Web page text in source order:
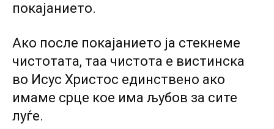
покајанието.
Ако после покајанието ја стекнеме
чистотата, таа чистота е вистинска
во Исус Христос единствено ако
имаме срце кое има љубов за сите
луѓе.